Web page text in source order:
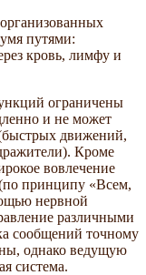
путями:
кровь, лимфу и
ограничены
и не может
движений,
Кроме
вовлечение
принципу «Всем,
нервной
различными
сообщений точному
однако ведущую
система.